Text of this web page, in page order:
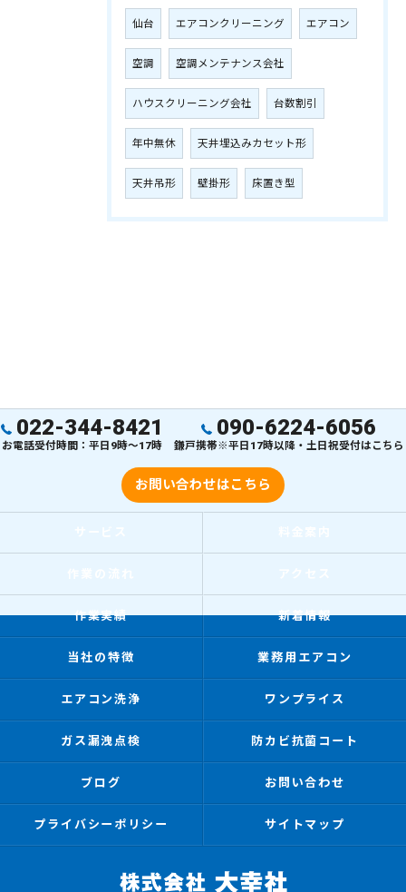
仙台 エアコンクリーニング エアコン
空調 空調メンテナンス会社
ハウスクリーニング会社 台数割引
年中無休 天井埋込みカセット形
天井吊形 壁掛形 床置き型
022-344-8421
お電話受付時間：平日9時～17時
090-6224-6056
鎌戸携帯※平日17時以降・土日祝受付はこちら
お問い合わせはこちら
作業実績 新着情報
当社の特徴 業務用エアコン
エアコン洗浄 ワンプライス
ガス漏洩点検 防カビ抗菌コート
ブログ お問い合わせ
プライバシーポリシー サイトマップ